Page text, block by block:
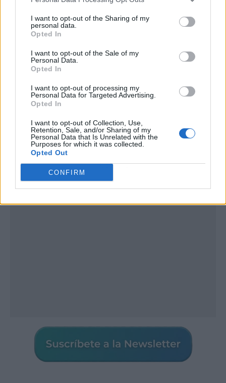
I want to opt-out of the Sharing of my
personal data.
Opted In
I want to opt-out of the Sale of my
Personal Data.
Opted In
I want to opt-out of processing my
Personal Data for Targeted Advertising.
Opted In
I want to opt-out of Collection, Use,
Retention, Sale, and/or Sharing of my
Personal Data that Is Unrelated with the
Purposes for which it was collected.
Opted Out
CONFIRM
Publicidad